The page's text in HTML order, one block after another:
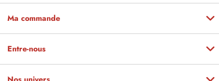
Ma commande
Entre-nous